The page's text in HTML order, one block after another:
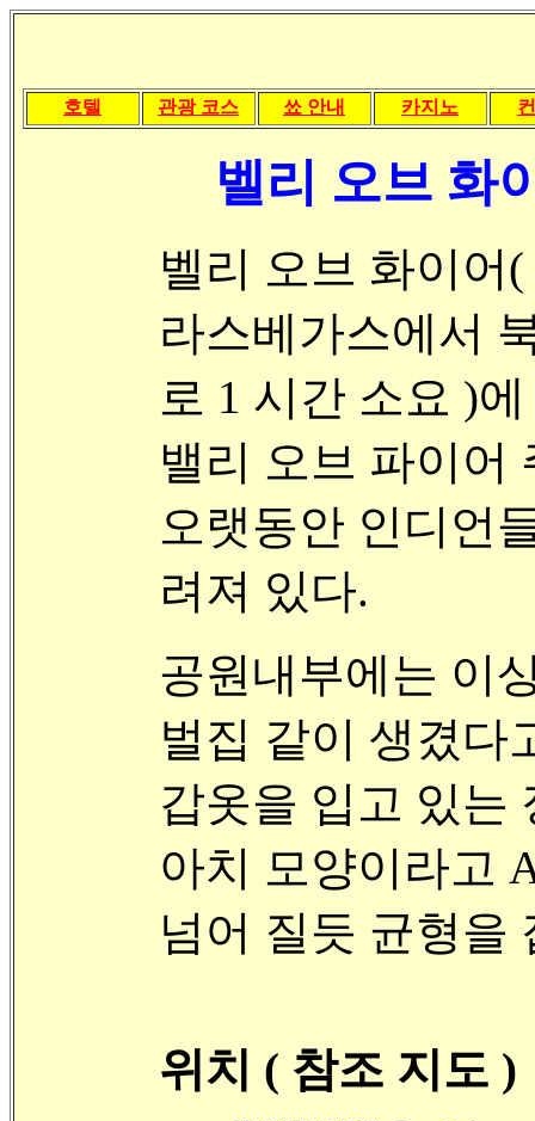
호텔 관광 코스 쑈 안내 카지노
벨리 오브 화
벨리 오브 화이어
라스베가스에서
로 1 시간 소요 )
밸리 오브 파이어
오랫동안 인디언
려져 있다.
공원내부에는 이
벌집 같이 생겼다
갑옷을 입고 있는
아치 모양이라고
넘어 질듯 균형을
위치 ( 참조 지도 )